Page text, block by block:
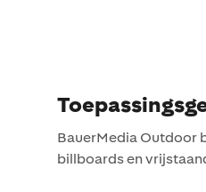
BauerMedia Outdoor
billboards en